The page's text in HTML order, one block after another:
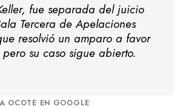
fue separada del juicio
Tercera de Apelaciones
resolvió un amparo a favor
su caso sigue abierto.
OCOTE EN GOOGLE